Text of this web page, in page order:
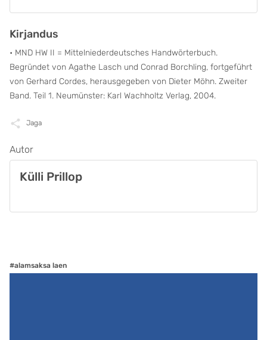
Kirjandus
• MND HW II = Mittelniederdeutsches Handwörterbuch.
Begründet von Agathe Lasch und Conrad Borchling, fortgeführt
von Gerhard Cordes, herausgegeben von Dieter Möhn. Zweiter
Band. Teil 1. Neumünster: Karl Wachholtz Verlag, 2004.
Jaga
Autor
Külli Prillop
#alamsaksa laen